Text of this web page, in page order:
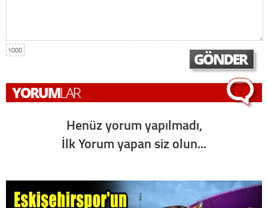
1000
Henüz yorum yapılmadı,
İlk Yorum yapan siz olun...